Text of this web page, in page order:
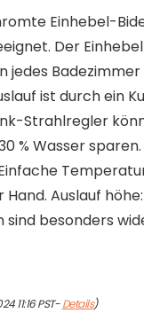
Einhebel-
Der
jedes Badezimmer
ist durch ein
Strahlregler
% Wasser sparen.
Auslauf
sind besonders
11:16 PST-Details)